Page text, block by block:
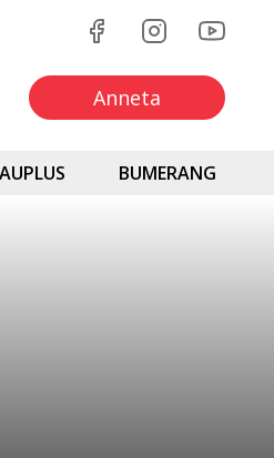
Anneta
BUMERANG